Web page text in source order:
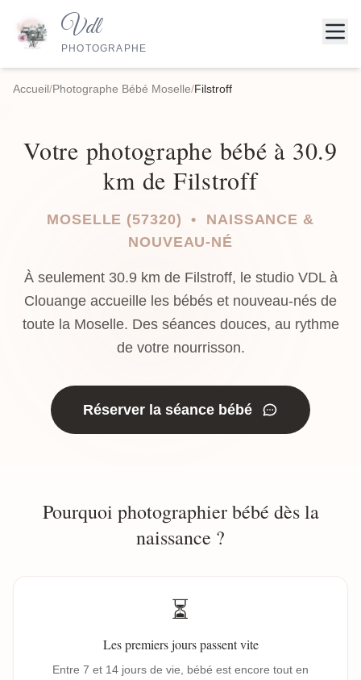
Vdl
PHOTOGRAPHE
Accueil/Photographe Bébé Moselle/Filstroff
Votre photographe bébé à 30.9
km de Filstroff
MOSELLE (57320) • NAISSANCE &
NOUVEAU-NÉ
À seulement 30.9 km de Filstroff, le studio VDL à
Clouange accueille les bébés et nouveau-nés de
toute la Moselle. Des séances douces, au rythme
de votre nourrisson.
Réserver la séance bébé
Pourquoi photographier bébé dès la
naissance ?
⏳
Les premiers jours passent vite
Entre 7 et 14 jours de vie, bébé est encore tout en